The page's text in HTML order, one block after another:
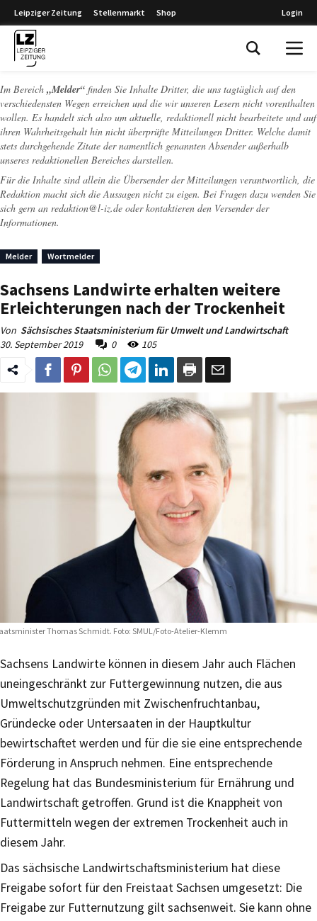
Leipziger Zeitung Stellenmarkt Shop Login
Im Bereich „Melder“ finden Sie Inhalte Dritter, die uns tagtäglich auf den
verschiedensten Wegen erreichen und die wir unseren Lesern nicht vorenthalten
wollen. Es handelt sich also um aktuelle, redaktionell nicht bearbeitete und auf
ihren Wahrheitsgehalt hin nicht überprüfte Mitteilungen Dritter. Welche damit
stets durchgehende Zitate der namentlich genannten Absender außerhalb
unseres redaktionellen Bereiches darstellen.
Für die Inhalte sind allein die Übersender der Mitteilungen verantwortlich, die
Redaktion macht sich die Aussagen nicht zu eigen. Bei Fragen dazu wenden Sie
sich gern an redaktion@l-iz.de oder kontaktieren den Versender der
Informationen.
Melder Wortmelder
Sachsens Landwirte erhalten weitere
Erleichterungen nach der Trockenheit
Von Sächsisches Staatsministerium für Umwelt und Landwirtschaft
30. September 2019
0 105
Thomas Schmidt. Foto: SMUL/Foto-Atelier-Klemm
Sachsens Landwirte können in diesem Jahr auch Flächen
uneingeschränkt zur Futtergewinnung nutzen, die aus
Umweltschutzgründen mit Zwischenfruchtanbau,
Gründecke oder Untersaaten in der Hauptkultur
bewirtschaftet werden und für die sie eine entsprechende
Förderung in Anspruch nehmen. Eine entsprechende
Regelung hat das Bundesministerium für Ernährung und
Landwirtschaft getroffen. Grund ist die Knappheit von
Futtermitteln wegen der extremen Trockenheit auch in
diesem Jahr.
Das sächsische Landwirtschaftsministerium hat diese
Freigabe sofort für den Freistaat Sachsen umgesetzt: Die
Freigabe zur Futternutzung gilt sachsenweit. Sie kann ohne